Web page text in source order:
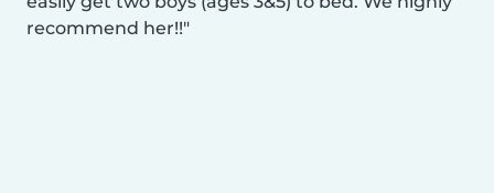
recommend her!!